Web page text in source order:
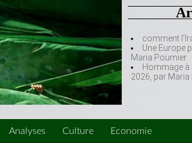
comment
Une Europe
Maria Poumier
Hommage à
2026, par
Analyses Culture Economie